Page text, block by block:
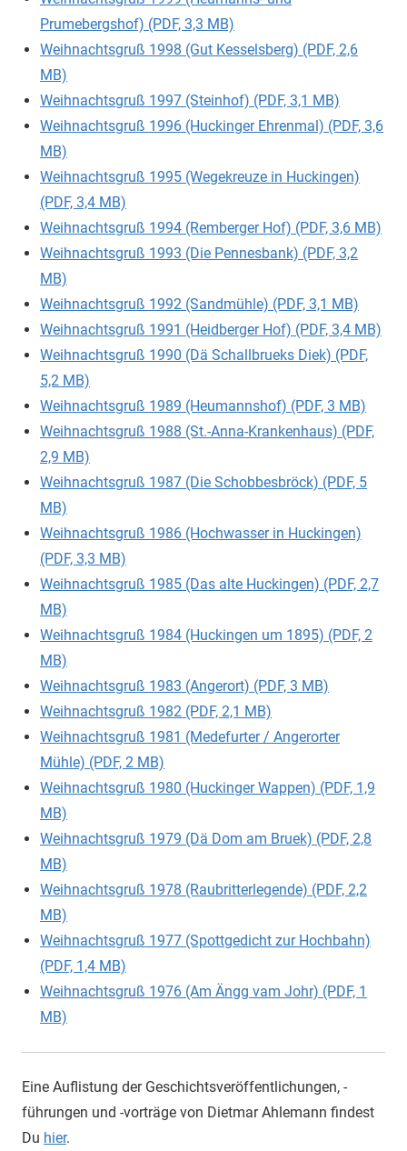
Prumebergshof) (PDF, 3,3 MB)
Weihnachtsgruß 1998 (Gut Kesselsberg) (PDF, 2,6
MB)
Weihnachtsgruß 1997 (Steinhof) (PDF, 3,1 MB)
Weihnachtsgruß 1996 (Huckinger Ehrenmal) (PDF, 3,6
MB)
Weihnachtsgruß 1995 (Wegekreuze in Huckingen)
(PDF, 3,4 MB)
Weihnachtsgruß 1994 (Remberger Hof) (PDF, 3,6 MB)
Weihnachtsgruß 1993 (Die Pennesbank) (PDF, 3,2
MB)
Weihnachtsgruß 1992 (Sandmühle) (PDF, 3,1 MB)
Weihnachtsgruß 1991 (Heidberger Hof) (PDF, 3,4 MB)
Weihnachtsgruß 1990 (Dä Schallbrueks Diek) (PDF,
5,2 MB)
Weihnachtsgruß 1989 (Heumannshof) (PDF, 3 MB)
Weihnachtsgruß 1988 (St.-Anna-Krankenhaus) (PDF,
2,9 MB)
Weihnachtsgruß 1987 (Die Schobbesbröck) (PDF, 5
MB)
Weihnachtsgruß 1986 (Hochwasser in Huckingen)
(PDF, 3,3 MB)
Weihnachtsgruß 1985 (Das alte Huckingen) (PDF, 2,7
MB)
Weihnachtsgruß 1984 (Huckingen um 1895) (PDF, 2
MB)
Weihnachtsgruß 1983 (Angerort) (PDF, 3 MB)
Weihnachtsgruß 1982 (PDF, 2,1 MB)
Weihnachtsgruß 1981 (Medefurter / Angerorter
Mühle) (PDF, 2 MB)
Weihnachtsgruß 1980 (Huckinger Wappen) (PDF, 1,9
MB)
Weihnachtsgruß 1979 (Dä Dom am Bruek) (PDF, 2,8
MB)
Weihnachtsgruß 1978 (Raubritterlegende) (PDF, 2,2
MB)
Weihnachtsgruß 1977 (Spottgedicht zur Hochbahn)
(PDF, 1,4 MB)
Weihnachtsgruß 1976 (Am Ängg vam Johr) (PDF, 1
MB)
Eine Auflistung der Geschichtsveröffentlichungen, -
führungen und -vorträge von Dietmar Ahlemann findest
Du hier.